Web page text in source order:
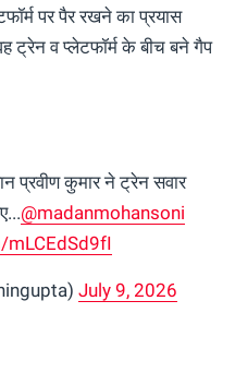
पर पैर रखने का प्रयास
ट्रेन व प्लेटफॉर्म के बीच बने गैप
प्रवीण कुमार ने ट्रेन सवार
@madanmohansoni
July 9, 2026